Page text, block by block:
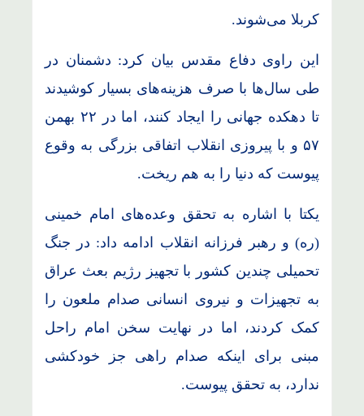
کربلا می‌شوند.
این راوی دفاع مقدس بیان کرد: دشمنان در
طی سال‌ها با صرف هزینه‌های بسیار کوشیدند
تا دهکده جهانی را ایجاد کنند، اما در ۲۲ بهمن
۵۷ و با پیروزی انقلاب اتفاقی بزرگی به وقوع
پیوست که دنیا را به هم ریخت.
یکتا با اشاره به تحقق وعده‌های امام خمینی
(ره) و رهبر فرزانه انقلاب ادامه داد: در جنگ
تحمیلی چندین کشور با تجهیز رژیم بعث عراق
به تجهیزات و نیروی انسانی صدام ملعون را
کمک کردند، اما در نهایت سخن امام راحل
مبنی برای اینکه صدام راهی جز خودکشی
ندارد، به تحقق پیوست.